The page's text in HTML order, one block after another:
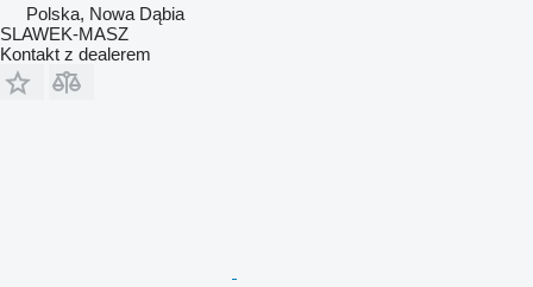
Polska, Nowa Dąbia
SLAWEK-MASZ
Kontakt z dealerem